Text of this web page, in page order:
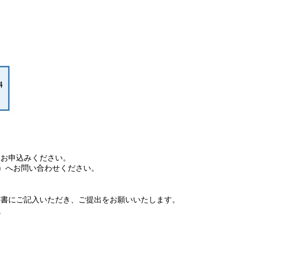
申込みください。
お問い合わせください。
にご記入いただき、ご提出をお願いいたします。